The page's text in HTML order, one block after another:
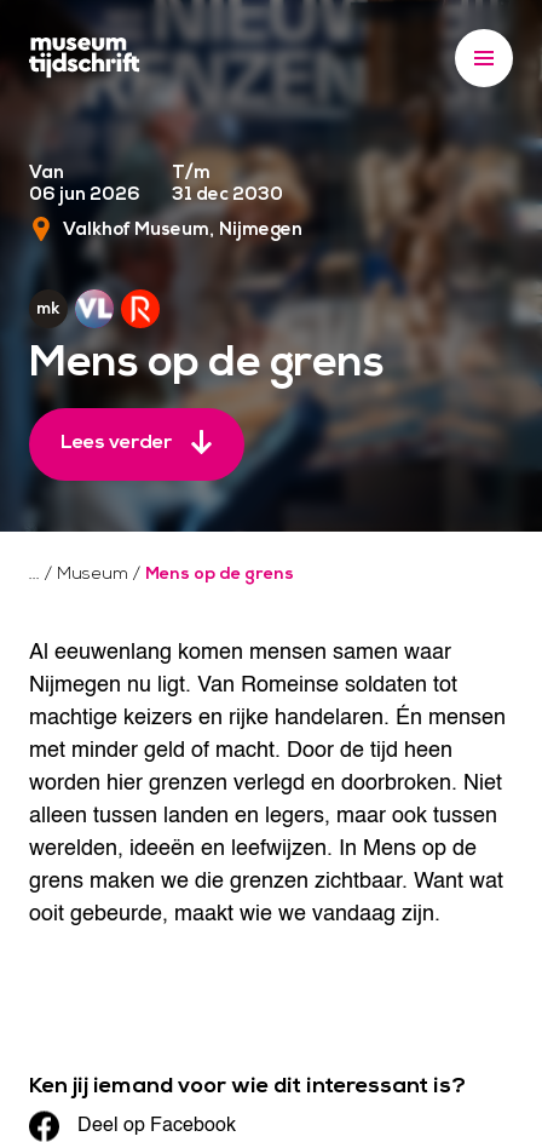
Van
06 jun 2026
T/m
31 dec 2030
Valkhof Museum Nijmegen
Mens op de grens
Lees verder
/ Museum / Mens op de grens
Al eeuwenlang komen mensen samen waar
Nijmegen nu ligt. Van Romeinse soldaten tot
machtige keizers en rijke handelaren. Én mensen
met minder geld of macht. Door de tijd heen
worden hier grenzen verlegd en doorbroken. Niet
alleen tussen landen en legers, maar ook tussen
werelden, ideeën en leefwijzen. In Mens op de
grens maken we die grenzen zichtbaar. Want wat
ooit gebeurde, maakt wie we vandaag zijn.
Ken jij iemand voor wie dit interessant is?
Deel op Facebook